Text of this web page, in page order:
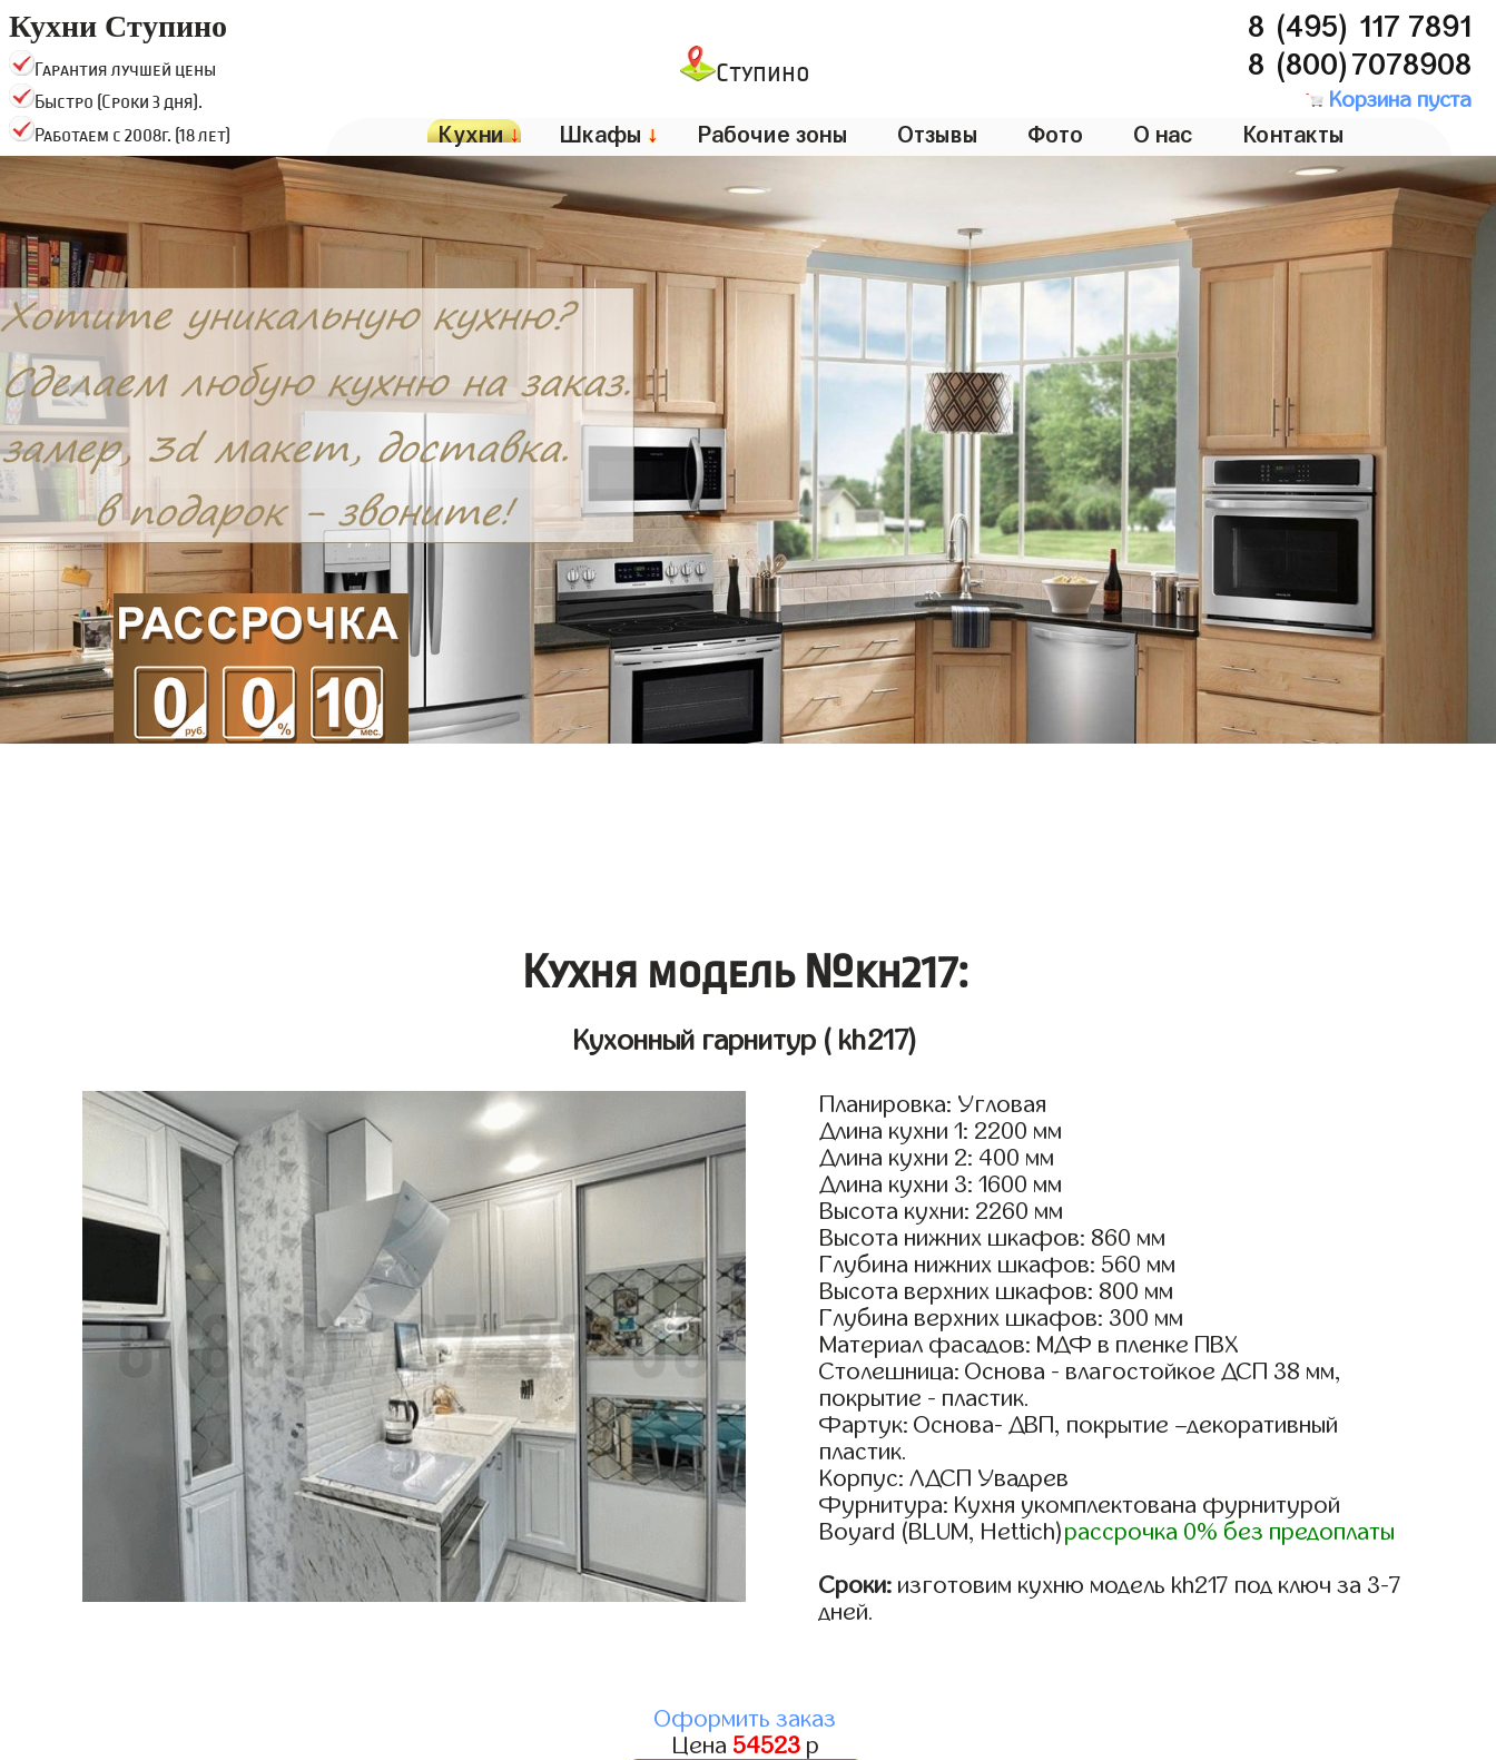
Кухни Ступино
Гарантия лучшей цены
Быстро (Сроки 3 дня).
Работаем с 2008г. (18 лет)
Ступино
8 (495) 117 7891
8 (800)7078908
Корзина пуста
Кухни↓ Шкафы ↓ Рабочие зоны Отзывы Фото О нас Контакты
Кухня модель №kh217:
Кухонный гарнитур ( kh217)
Планировка: Угловая
Длина кухни 1: 2200 мм
Длина кухни 2: 400 мм
Длина кухни 3: 1600 мм
Высота кухни: 2260 мм
Высота нижних шкафов: 860 мм
Глубина нижних шкафов: 560 мм
Высота верхних шкафов: 800 мм
Глубина верхних шкафов: 300 мм
Материал фасадов: МДФ в пленке ПВХ
Столешница: Основа - влагостойкое ДСП 38 мм,
покрытие - пластик.
Фартук: Основа- ДВП, покрытие –декоративный
пластик.
Корпус: ЛДСП Увадрев
Фурнитура: Кухня укомплектована фурнитурой
Boyard (BLUM, Hettich)рассрочка 0% без предоплаты
Сроки: изготовим кухню модель kh217 под ключ за 3-7
дней.
Оформить заказ
Цена 54523р